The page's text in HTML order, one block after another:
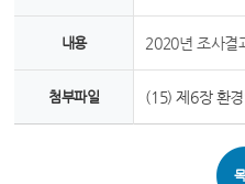
내용 2020년 조사결
첨부파일 (15) 제6장 환